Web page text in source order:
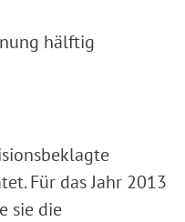
hälftig
Für das Jahr 2013
sie die